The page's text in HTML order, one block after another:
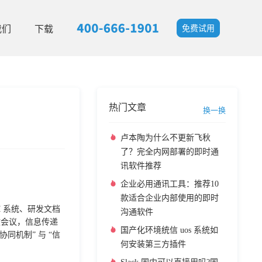
下载 免费试用
系统、研发文档
议，信息传递
同机制” 与 “信
热门文章 换一换
卢本陶为什么不更新飞秋
了？完全内网部署的即时通
讯软件推荐
企业必用通讯工具：推荐10
款适合企业内部使用的即时
沟通软件
国产化环境统信 uos 系统如
何安装第三方插件